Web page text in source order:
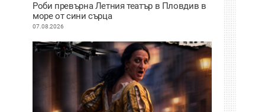
Роби превърна Летния театър в Пловдив в
море от сини сърца
07.08.2026